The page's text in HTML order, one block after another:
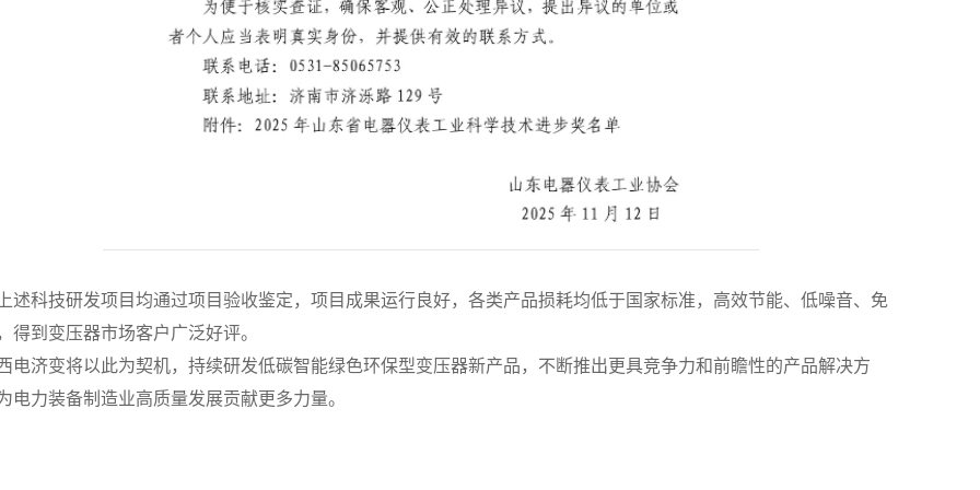
上述科技研发项目均通过项目验收鉴定，项目成果运行良好，各类产品损耗均低于国家标准，高效节能、低噪音、免
得到变压器市场客户广泛好评。
电济变将以此为契机，持续研发低碳智能绿色环保型变压器新产品，不断推出更具竞争力和前瞻性的产品解决方
电力装备制造业高质量发展贡献更多力量。